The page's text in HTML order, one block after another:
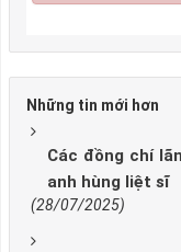
Những tin mới hơn
Các đồng chí
anh hùng liệt sĩ
(28/07/2025)